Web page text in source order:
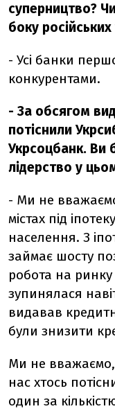
суперництво?
боку
- Усі банки
конкурентами.
- За обсягом
потіснили
Укрсоцбанк. Ви
лідерство у
- Ми не
містах під
населення. З
займає шосту
робота на
зупинялася
видавав
були знизити
Ми не
нас хтось
один за